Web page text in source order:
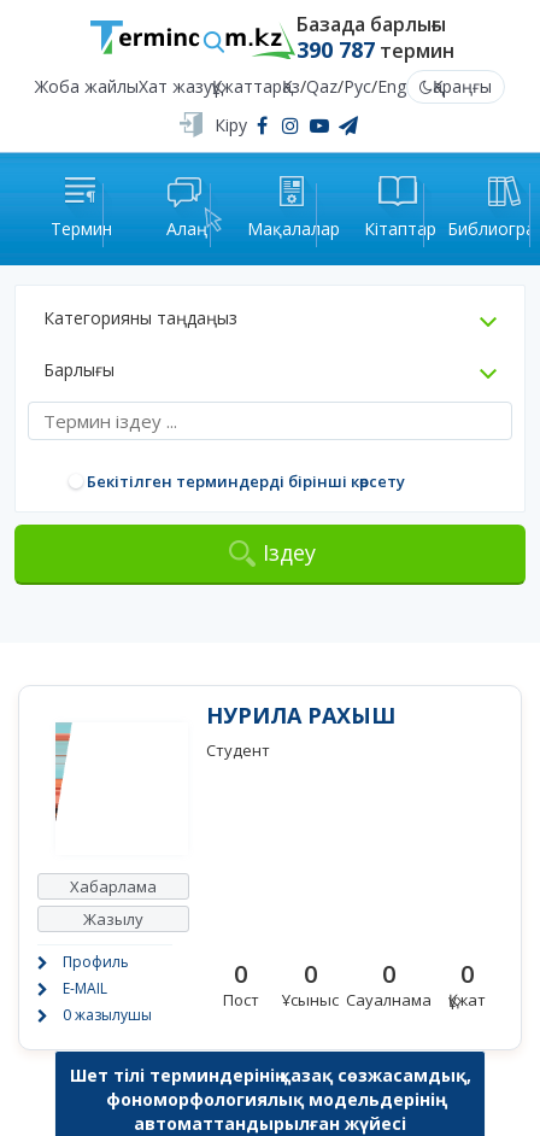
Базада барлығы
390 787термин
Жоба жайлыХат жазуҚұжаттарҚаз/Qaz/Рус/Eng
Қараңғы
Кіру
Термин Алаң Мақалалар Кітаптар
Категорияны таңдаңыз
Барлығы
Бекітілген терминдерді бірінші көрсету
Іздеу
Хабарлама
Жазылу
Профиль
E-MAIL
0 жазылушы
НУРИЛА РАХЫШ
Студент
0
Пост
0
Ұсыныс
0
Сауалнама
0
Құжат
Шет тілі терминдерінің қазақ сөзжасамдық,
фономорфологиялық модельдерінің
автоматтандырылған жүйесі